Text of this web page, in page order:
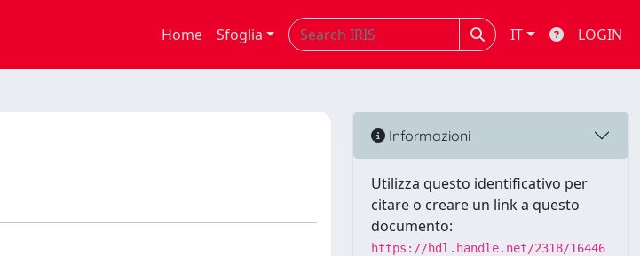
Home Sfoglia IT LOGIN
Informazioni
Utilizza questo identificativo per
citare o creare un link a questo
documento:
https://hdl.handle.net/2318/16446